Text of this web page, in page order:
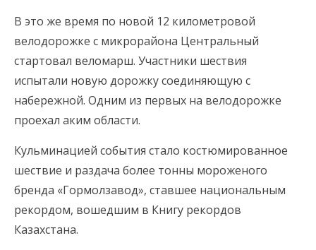
В это же время по новой 12 километровой
велодорожке с микрорайона Центральный
стартовал веломарш. Участники шествия
испытали новую дорожку соединяющую с
набережной. Одним из первых на велодорожке
проехал аким области.
Кульминацией события стало костюмированное
шествие и раздача более тонны мороженого
бренда «Гормолзавод», ставшее национальным
рекордом, вошедшим в Книгу рекордов
Казахстана.